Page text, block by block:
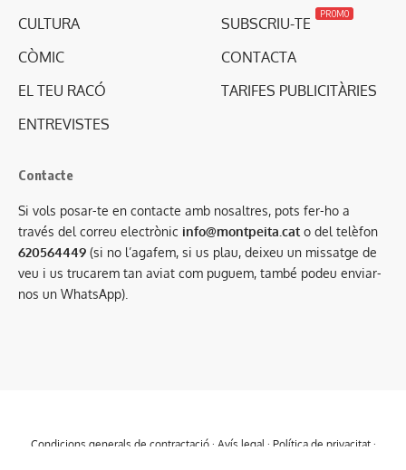
CULTURA
CÒMIC
EL TEU RACÓ
ENTREVISTES
SUBSCRIU-TE
PROMO
CONTACTA
TARIFES PUBLICITÀRIES
Contacte
Si vols posar-te en contacte amb nosaltres, pots fer-ho a
través del correu electrònic info@montpeita.cat o del telèfon
620564449 (si no l’agafem, si us plau, deixeu un missatge de
veu i us trucarem tan aviat com puguem, també podeu enviar-
nos un WhatsApp).
Condicions generals de contractació· Avís legal · Política de privacitat·